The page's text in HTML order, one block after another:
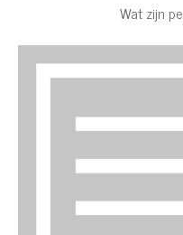
Wat zijn